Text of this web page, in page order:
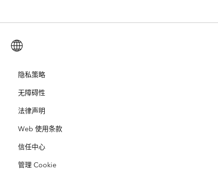
Esri Store
用户研究和测试
Esri 年轻专家关系网
活动
培训
ArcUser
ArcNews
Esri Press
招贤纳士
开放视野
业务行为准则
ArcGIS for Student Use
保护
灾难响应
教育
隐私策略
无障碍性
法律声明
Web 使用条款
信任中心
管理 Cookie